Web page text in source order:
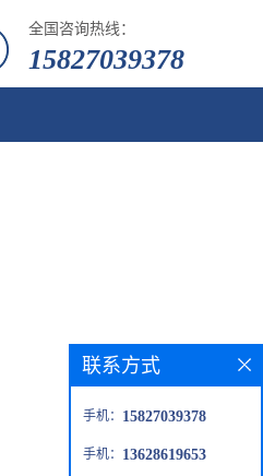
全国咨询热线：
15827039378
联系方式
手机： 15827039378
手机： 13628619653